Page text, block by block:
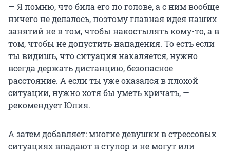
— Я помню, что била его по голове, а с ним вообще
ничего не делалось, поэтому главная идея наших
занятий не в том, чтобы накостылять кому-то, а в
том, чтобы не допустить нападения. То есть если
ты видишь, что ситуация накаляется, нужно
всегда держать дистанцию, безопасное
расстояние. А если ты уже оказался в плохой
ситуации, нужно хотя бы уметь кричать, —
рекомендует Юлия.
А затем добавляет: многие девушки в стрессовых
ситуациях впадают в ступор и не могут или